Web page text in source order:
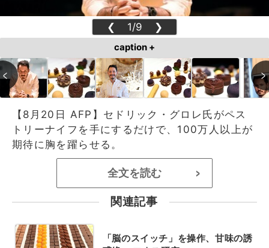
❮ 1/9 ❯
caption +
【8月20日 AFP】セドリック・グロレ氏がペス
トリーナイフを手にするだけで、100万人以上が
期待に胸を躍らせる。
全文を読む >
関連記事
「脳のスイッチ」を操作、甘味の誘